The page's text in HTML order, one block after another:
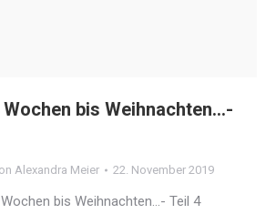
bis Weihnachten…-
Alexandra Meier 22. November 2019
bis Weihnachten…- Teil 4